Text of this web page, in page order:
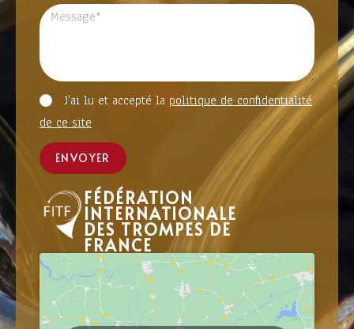
J'ai lu et accepté la politique de confidentialité
de ce site
ENVOYER
FÉDÉRATION
INTERNATIONALE
DES TROMPES DE
FRANCE